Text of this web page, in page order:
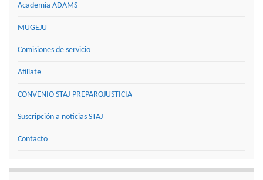
Academia ADAMS
MUGEJU
Comisiones de servicio
Afíliate
CONVENIO STAJ-PREPAROJUSTICIA
Suscripción a noticias STAJ
Contacto